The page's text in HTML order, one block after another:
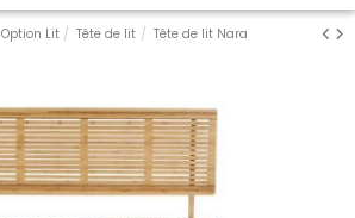
Option Lit Tête de lit Tête de lit Nara